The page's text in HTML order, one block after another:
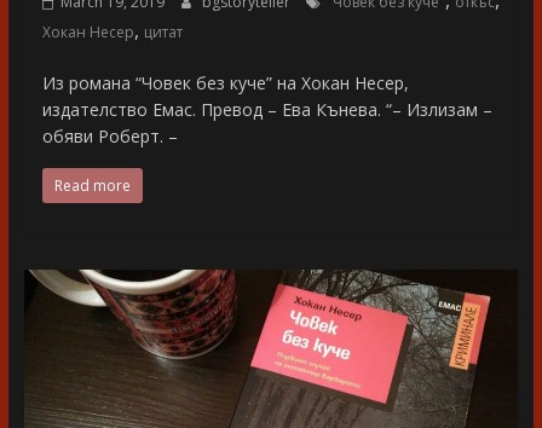
Хокан Несер, цитат
Из романа “Човек без куче” на Хокан Несер,
издателство Емас. Превод – Ева Кънева. “– Излизам –
обяви Роберт. –
Read more